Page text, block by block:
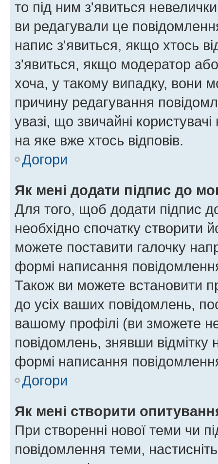
то під ним з'явиться
ви редагували це
напис з'явиться, якщо хтось
з'явиться, якщо модератор
хоча, у такому випадку, вони
причину редагування
увазі, що звичайні
на яке вже хтось відповів.
Догори
Як мені додати підпис до
Для того, щоб додати підпис
необхідно спочатку створити
можете поставити галочку
формі написання
Також ви можете встановити
до усіх ваших повідомлень,
вашому профілі (ви зможете
повідомлень, знявши відмітку
формі написання
Догори
Як мені створити
При створенні нової теми чи
повідомлення теми,